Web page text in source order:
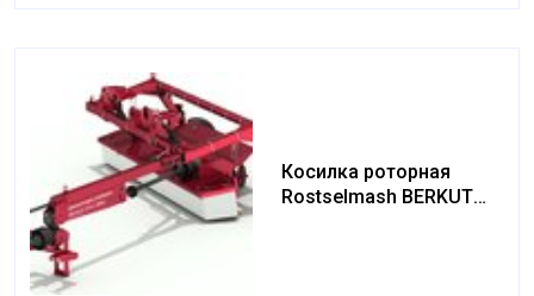
Косилка роторная
Rostselmash BERKUT